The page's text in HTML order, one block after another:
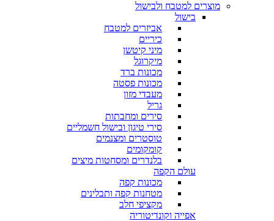
מוצרים למטבח ולבישול
בישול
אביזרים למטבח
כיריים
מיני קיטשן
מיקרוגל
מכונות ברד
מכונות פסטה
מעבדי מזון
גריל
סירים ומחבתות
סירי טיגון ובישול חשמליים
טוסטרים ומצנמים
קומקומים
בלנדרים ומסחטות מיצים
עולם הקפה
מכונות קפה
מטחנות קפה ותבלינים
מקציפי חלב
אפייה וקונדיטוריה